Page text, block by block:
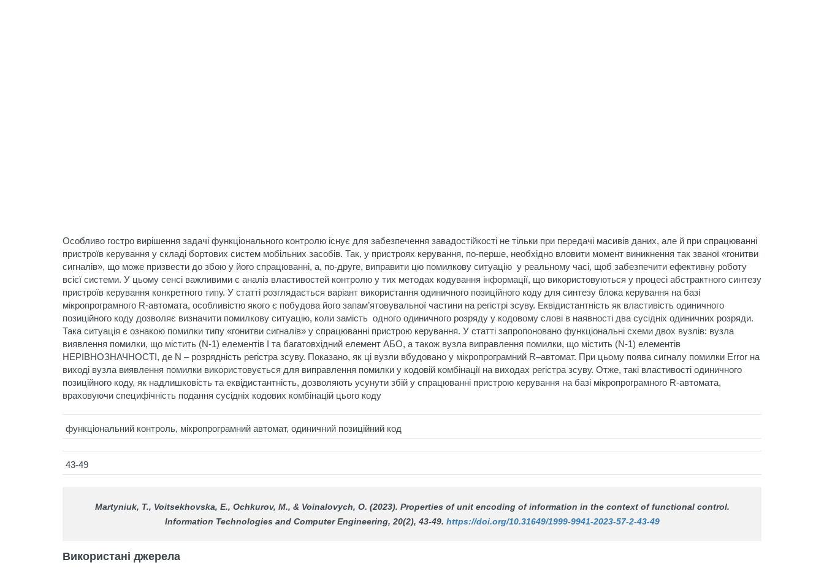
Особливо гостро вирішення задачі функціонального контролю існує для забезпечення завадостійкості не тільки при передачі масивів даних, але й при спрацюванні
пристроїв керування у складі бортових систем мобільних засобів. Так, у пристроях керування, по-перше, необхідно вловити момент виникнення так званої «гонитви
сигналів», що може призвести до збою у його спрацюванні, а, по-друге, виправити цю помилкову ситуацію у реальному часі, щоб забезпечити ефективну роботу
всієї системи. У цьому сенсі важливими є аналіз властивостей контролю у тих методах кодування інформації, що використовуються у процесі абстрактного синтезу
пристроїв керування конкретного типу. У статті розглядається варіант використання одиничного позиційного коду для синтезу блока керування на базі
мікропрограмного R-автомата, особливістю якого є побудова його запам’ятовувальної частини на регістрі зсуву. Еквідистантність як властивість одиничного
позиційного коду дозволяє визначити помилкову ситуацію, коли замість одного одиничного розряду у кодовому слові в наявності два сусідніх одиничних розряди.
Така ситуація є ознакою помилки типу «гонитви сигналів» у спрацюванні пристрою керування. У статті запропоновано функціональні схеми двох вузлів: вузла
виявлення помилки, що містить (N-1) елементів І та багатовхідний елемент АБО, а також вузла виправлення помилки, що містить (N-1) елементів
НЕРІВНОЗНАЧНОСТІ, де N – розрядність регістра зсуву. Показано, як ці вузли вбудовано у мікропрограмний R–автомат. При цьому поява сигналу помилки Error на
виході вузла виявлення помилки використовується для виправлення помилки у кодовій комбінації на виходах регістра зсуву. Отже, такі властивості одиничного
позиційного коду, як надлишковість та еквідистантність, дозволяють усунути збій у спрацюванні пристрою керування на базі мікропрограмного R-автомата,
враховуючи специфічність подання сусідніх кодових комбінацій цього коду
функціональний контроль, мікропрограмний автомат, одиничний позиційний код
43-49
Martyniuk, T., Voitsekhovska, E., Ochkurov, M., & Voinalovych, O. (2023). Properties of unit encoding of information in the context of functional control.
Information Technologies and Computer Engineering, 20(2), 43-49. https://doi.org/10.31649/1999-9941-2023-57-2-43-49
Використані джерела